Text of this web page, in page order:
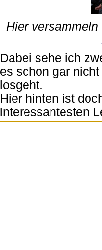
Hier
Dabei sehe ich
es schon gar
losgeht.
Hier hinten ist
interessantesten